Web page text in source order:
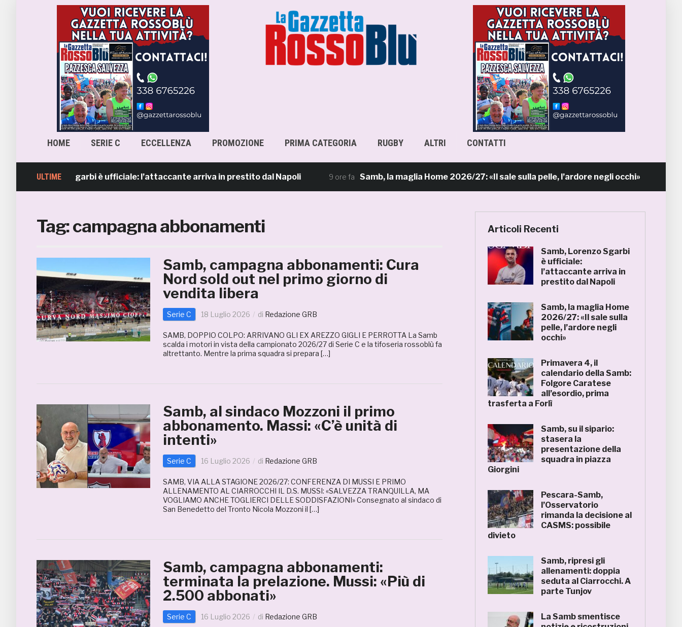
HOME SERIE C ECCELLENZA PROMOZIONE PRIMA CATEGORIA RUGBY ALTRI CONTATTI
ULTIME
Lorenzo Sgarbi è ufficiale: l’attaccante arriva in prestito dal Napoli 9 ore fa Samb, la maglia Home 2026/27: «Il sale sulla pelle, l’ardore negli occhi»
Tag:campagna abbonamenti
Samb, campagna abbonamenti: Cura
Nord sold out nel primo giorno di
vendita libera
Serie C 18 Luglio 2026 di Redazione GRB
SAMB, DOPPIO COLPO: ARRIVANO GLI EX AREZZO GIGLI E PERROTTA La Samb
scalda i motori in vista della campionato 2026/27 di Serie C e la tifoseria rossoblù fa
altrettanto. Mentre la prima squadra si prepara […]
Samb, al sindaco Mozzoni il primo
abbonamento. Massi: «C’è unità di
intenti»
Serie C 16 Luglio 2026 di Redazione GRB
SAMB, VIA ALLA STAGIONE 2026/27: CONFERENZA DI MUSSI E PRIMO
ALLENAMENTO AL CIARROCCHI IL D.S. MUSSI: «SALVEZZA TRANQUILLA, MA
VOGLIAMO ANCHE TOGLIERCI DELLE SODDISFAZIONI» Consegnato al sindaco di
San Benedetto del Tronto Nicola Mozzoni il […]
Samb, campagna abbonamenti:
terminata la prelazione. Mussi: «Più di
2.500 abbonati»
Serie C 16 Luglio 2026 di Redazione GRB
Articoli Recenti
Samb, Lorenzo Sgarbi
è ufficiale:
l’attaccante arriva in
prestito dal Napoli
Samb, la maglia Home
2026/27: «Il sale sulla
pelle, l’ardore negli
occhi»
Primavera 4, il
calendario della Samb:
Folgore Caratese
all’esordio, prima
trasferta a Forlì
Samb, su il sipario:
stasera la
presentazione della
squadra in piazza
Giorgini
Pescara-Samb,
l’Osservatorio
rimanda la decisione al
CASMS: possibile
divieto
Samb, ripresi gli
allenamenti: doppia
seduta al Ciarrocchi. A
parte Tunjov
La Samb smentisce